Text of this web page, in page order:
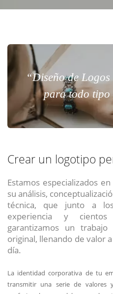
“Diseño de
para todo tipo
Crear un logotipo
Estamos especializados
su análisis,
técnica, que junto a
experiencia y
garantizamos un
original, llenando de valor
día.
La identidad corporativa de tu
transmitir una serie de valores